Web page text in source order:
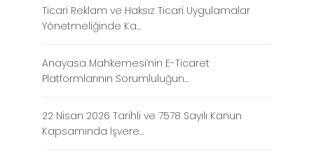
Ticari Reklam ve Haksız Ticari Uygulamalar
Yönetmeliğinde Ka...
Anayasa Mahkemesi’nin E-Ticaret
Platformlarının Sorumluluğun...
22 Nisan 2026 Tarihli ve 7578 Sayılı Kanun
Kapsamında İşvere...